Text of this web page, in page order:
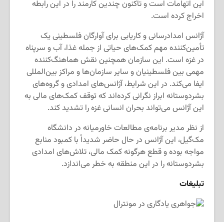
این اتهامات است و تاکنون چندین کارمند را در این رابطه
اخراج کرده است.
آژانس امدادرسانی و کاریابی برای آوارگان فلسطینی یک
تأمین‌کننده مهم کمک‌های حیاتی از جمله غذا، آب و سرپناه
در غزه است. این سازمان همچنین نقش هماهنگ‌کننده
مهمی بین فلسطینیان و سایر سازمان‌ها و مراکز بین‌المللی
ایفا می‌کند. در این شرایط، آژانس‌های امدادی و گروه‌های
بشردوستانه ابراز نگرانی کرده‌اند که توقف کمک‌های مالی به
این آژانس می‌تواند بحران انسانی غزه را تشدید کند.
از نظر مدیر برنامه‌ی مطالعات خاورمیانه در دانشگاه
مک‌گیل، این آژانس در حال حاضر شدیداً با کمبود منابع
مواجه بوده و قطع هرگونه کمک مالی، تلاش‌های امدادی
بشردوستانه را در این منطقه به خطر می‌اندازد.
تبلیغات